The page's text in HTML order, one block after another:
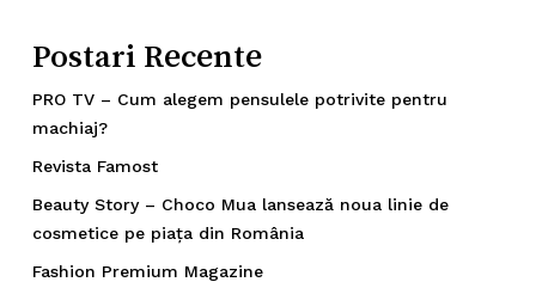
Postari Recente
PRO TV – Cum alegem pensulele potrivite pentru
machiaj?
Revista Famost
Beauty Story – Choco Mua lansează noua linie de
cosmetice pe piața din România
Fashion Premium Magazine